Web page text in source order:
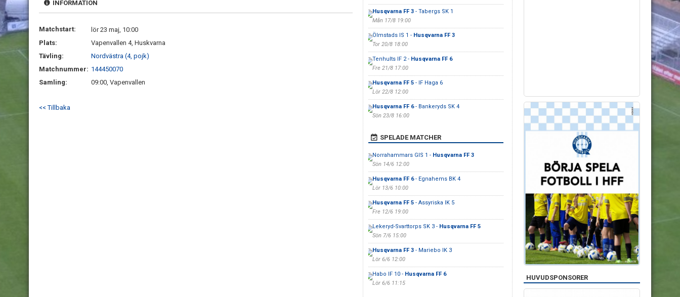
INFORMATION
Matchstart:
lör 23 maj, 10:00
Plats:
Vapenvallen 4, Huskvarna
Tävling:
Nordvästra (4, pojk)
Matchnummer: 144450070
Samling:
09:00, Vapenvallen
<< Tillbaka
Husqvarna FF 3- Tabergs SK 1
Mån 17/8 19:00
Ölmstads IS 1 - Husqvarna FF 3
Tor 20/8 18:00
Tenhults IF 2 - Husqvarna FF 6
Fre 21/8 17:00
Husqvarna FF 5- IF Haga 6
Lör 22/8 12:00
Husqvarna FF 6- Bankeryds SK 4
Sön 23/8 16:00
SPELADE MATCHER
Norrahammars GIS 1 - Husqvarna FF 3
Sön 14/6 12:00
Husqvarna FF 6- Egnahems BK 4
Lör 13/6 10:00
Husqvarna FF 5- Assyriska IK 5
Fre 12/6 19:00
Lekeryd-Svarttorps SK 3 - Husqvarna FF 5
Sön 7/6 15:00
Husqvarna FF 3- Mariebo IK 3
Lör 6/6 12:00
Habo IF 10 - Husqvarna FF 6
Lör 6/6 11:15
HUVUDSPONSORER